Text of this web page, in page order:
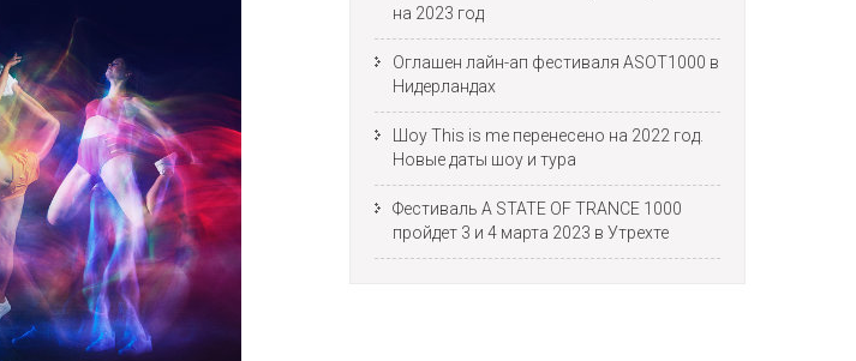
на 2023 год
Оглашен лайн-ап фестиваля ASOT1000 в
Нидерландах
Шоу This is me перенесено на 2022 год.
Новые даты шоу и тура
Фестиваль A STATE OF TRANCE 1000
пройдет 3 и 4 марта 2023 в Утрехте